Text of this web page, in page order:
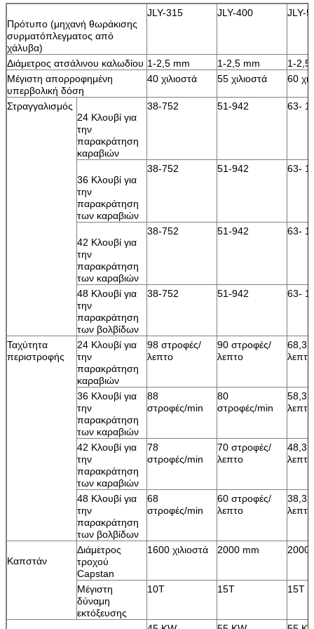
Πρότυπο (μηχανή θωράκισης
συρματόπλεγματος από
χάλυβα)
JLY-315 JLY-400 JLY-
Διάμετρος ατσάλινου καλωδίου 1-2,5 mm 1-2,5 mm
1-2,5
Μέγιστη απορροφημένη
υπερβολική δόση
40 χιλιοστά 55 χιλιοστά 60
Στραγγαλισμός
24 Κλουβί για
την
παρακράτηση
καραβιών
38-752 51-942 63-
36 Κλουβί για
την
παρακράτηση
των καραβιών
38-752 51-942 63-
42 Κλουβί για
την
παρακράτηση
των καραβιών
38-752 51-942 63-
48 Κλουβί για
την
παρακράτηση
των βολβίδων
38-752 51-942 63-
Ταχύτητα
περιστροφής
24 Κλουβί για
την
παρακράτηση
καραβιών
98 στροφές/
λεπτο
90 στροφές/
λεπτο
68,3
λεπτο
36 Κλουβί για
την
παρακράτηση
των καραβιών
88
στροφές/min
80
στροφές/min
58,3
λεπτο
42 Κλουβί για
την
παρακράτηση
των καραβιών
78
στροφές/min
70 στροφές/
λεπτο
48,3
λεπτο
48 Κλουβί για
την
παρακράτηση
των βολβίδων
68
στροφές/min
60 στροφές/
λεπτο
38,3
λεπτο
Καπστάν
Διάμετρος
τροχού
Capstan
1600 χιλιοστά 2000 mm 2000
Μέγιστη
δύναμη
εκτόξευσης
10Τ 15Τ 15Τ